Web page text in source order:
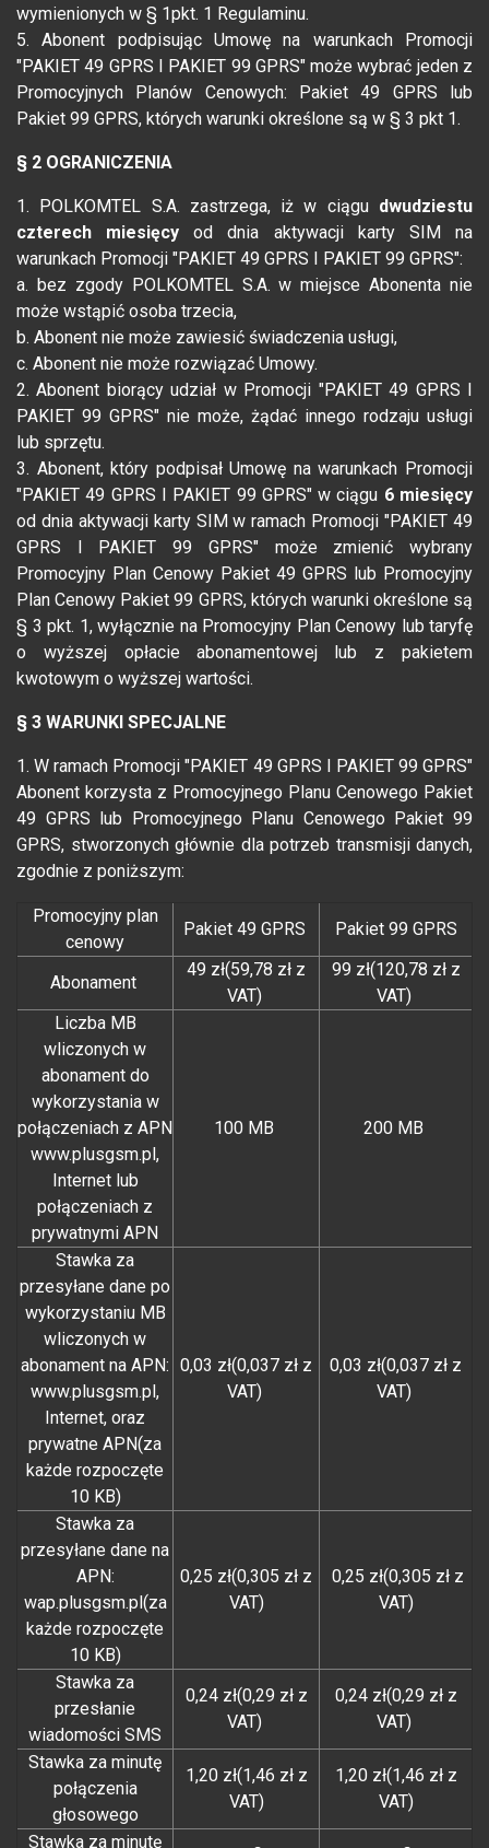
wymienionych w § 1pkt. 1 Regulaminu.
5. Abonent podpisując Umowę na warunkach Promocji
"PAKIET 49 GPRS I PAKIET 99 GPRS" może wybrać jeden z
Promocyjnych Planów Cenowych: Pakiet 49 GPRS lub
Pakiet 99 GPRS, których warunki określone są w § 3 pkt 1.
§ 2 OGRANICZENIA
1. POLKOMTEL S.A. zastrzega, iż w ciągu dwudziestu
czterech miesięcyod dnia aktywacji karty SIM na
warunkach Promocji "PAKIET 49 GPRS I PAKIET 99 GPRS":
a. bez zgody POLKOMTEL S.A. w miejsce Abonenta nie
może wstąpić osoba trzecia,
b. Abonent nie może zawiesić świadczenia usługi,
c. Abonent nie może rozwiązać Umowy.
2. Abonent biorący udział w Promocji "PAKIET 49 GPRS I
PAKIET 99 GPRS" nie może, żądać innego rodzaju usługi
lub sprzętu.
3. Abonent, który podpisał Umowę na warunkach Promocji
"PAKIET 49 GPRS I PAKIET 99 GPRS" w ciągu 6 miesięcy
od dnia aktywacji karty SIM w ramach Promocji "PAKIET 49
GPRS I PAKIET 99 GPRS" może zmienić wybrany
Promocyjny Plan Cenowy Pakiet 49 GPRS lub Promocyjny
Plan Cenowy Pakiet 99 GPRS, których warunki określone są
§ 3 pkt. 1, wyłącznie na Promocyjny Plan Cenowy lub taryfę
o wyższej opłacie abonamentowej lub z pakietem
kwotowym o wyższej wartości.
§ 3 WARUNKI SPECJALNE
1. W ramach Promocji "PAKIET 49 GPRS I PAKIET 99 GPRS"
Abonent korzysta z Promocyjnego Planu Cenowego Pakiet
49 GPRS lub Promocyjnego Planu Cenowego Pakiet 99
GPRS, stworzonych głównie dla potrzeb transmisji danych,
zgodnie z poniższym:
Promocyjny plan
cenowy
Pakiet 49 GPRS Pakiet 99 GPRS
Abonament
49 zł(59,78 zł z
VAT)
99 zł(120,78 zł z
VAT)
Liczba MB
wliczonych w
abonament do
wykorzystania w
połączeniach z APN
www.plusgsm.pl,
Internet lub
połączeniach z
prywatnymi APN
100 MB 200 MB
Stawka za
przesyłane dane po
wykorzystaniu MB
wliczonych w
abonament na APN:
www.plusgsm.pl,
Internet, oraz
prywatne APN(za
każde rozpoczęte
10 KB)
0,03 zł(0,037 zł z
VAT)
0,03 zł(0,037 zł z
VAT)
Stawka za
przesyłane dane na
APN:
wap.plusgsm.pl(za
każde rozpoczęte
10 KB)
0,25 zł(0,305 zł z
VAT)
0,25 zł(0,305 zł z
VAT)
Stawka za
przesłanie
wiadomości SMS
0,24 zł(0,29 zł z
VAT)
0,24 zł(0,29 zł z
VAT)
Stawka za minutę
połączenia
głosowego
1,20 zł(1,46 zł z
VAT)
1,20 zł(1,46 zł z
VAT)
Stawka za minutę